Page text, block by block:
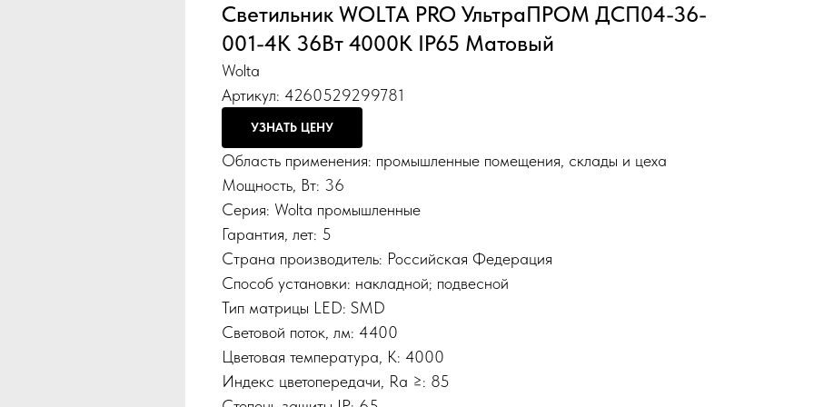
Светильник WOLTA PRO УльтраПРОМ ДСП04-36-
001-4К 36Вт 4000K IP65 Матовый
Wolta
Артикул: 4260529299781
УЗНАТЬ ЦЕНУ
Область применения: промышленные помещения, склады и цеха
Мощность, Вт: 36
Серия: Wolta промышленные
Гарантия, лет: 5
Страна производитель: Российская Федерация
Способ установки: накладной; подвесной
Тип матрицы LED: SMD
Световой поток, лм: 4400
Цветовая температура, К: 4000
Индекс цветопередачи, Ra ≥: 85